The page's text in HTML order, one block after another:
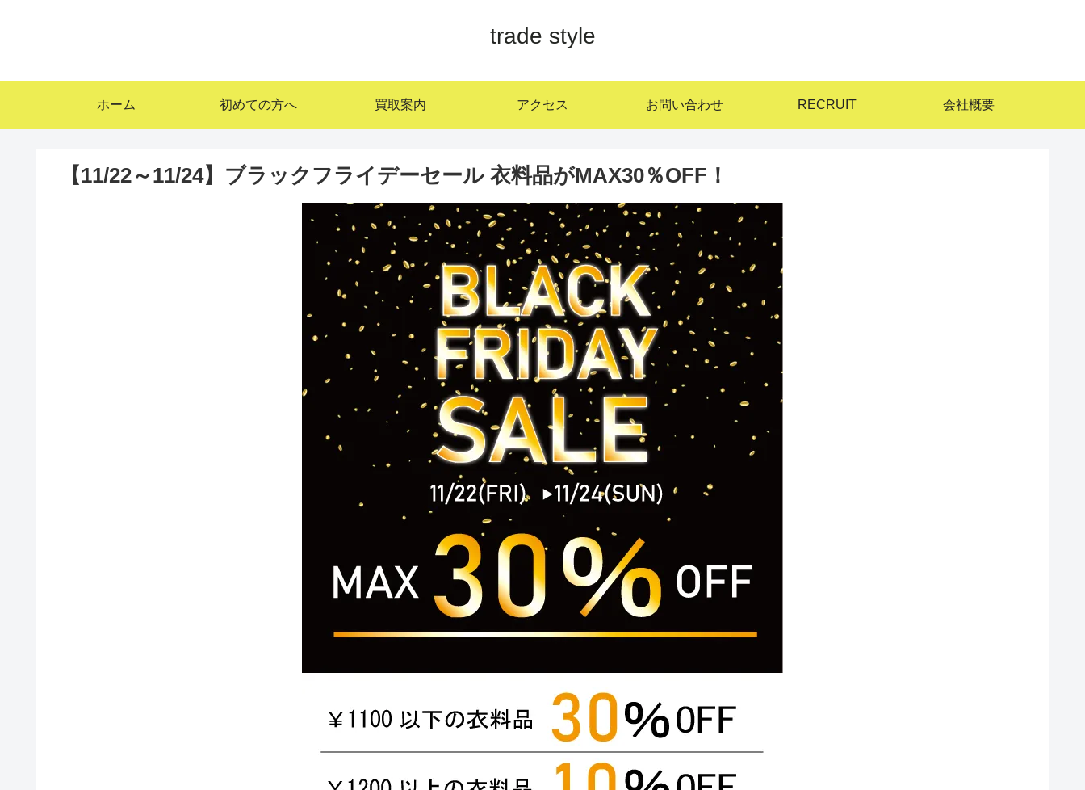
trade style
ホーム 初めての方へ 買取案内 アクセス お問い合わせ RECRUIT 会社概要
【11/22～11/24】ブラックフライデーセール 衣料品がMAX30％OFF！